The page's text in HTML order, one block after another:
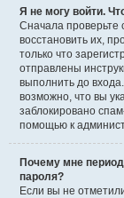
Я не могу войти.
Сначала проверьте
восстановить их,
только что
отправлены
выполнить до
возможно, что вы
заблокировано
помощью к
Почему мне
пароля?
Если вы не